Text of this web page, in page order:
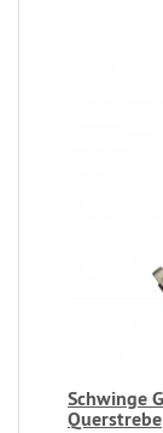
Schwinge
Querstrebe